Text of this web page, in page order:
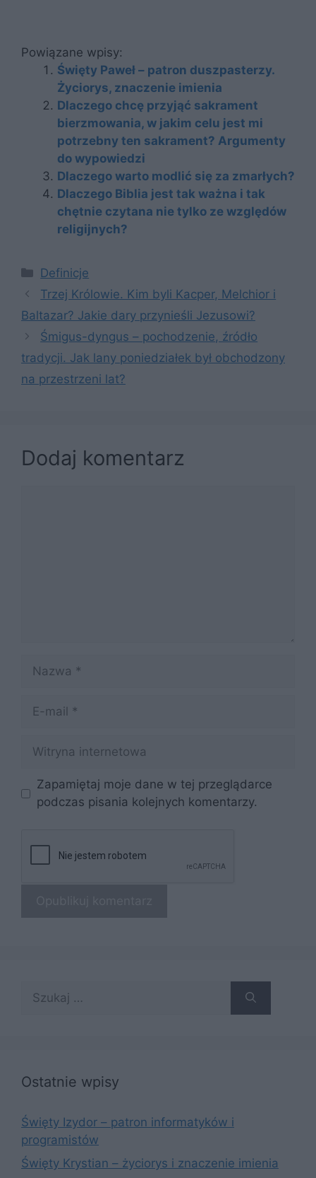
Powiązane wpisy:
Święty Paweł – patron duszpasterzy.
Życiorys, znaczenie imienia
Dlaczego chcę przyjąć sakrament
bierzmowania, w jakim celu jest mi
potrzebny ten sakrament? Argumenty
do wypowiedzi
Dlaczego warto modlić się za zmarłych?
Dlaczego Biblia jest tak ważna i tak
chętnie czytana nie tylko ze względów
religijnych?
Kategorie
Definicje
Trzej Królowie. Kim byli Kacper, Melchior i
Baltazar? Jakie dary przynieśli Jezusowi?
Śmigus-dyngus – pochodzenie, źródło
tradycji. Jak lany poniedziałek był obchodzony
na przestrzeni lat?
Dodaj komentarz
internetowa
Zapamiętaj moje dane w tej przeglądarce
podczas pisania kolejnych komentarzy.
Ostatnie wpisy
Święty Izydor – patron informatyków i
programistów
Święty Krystian – życiorys i znaczenie imienia